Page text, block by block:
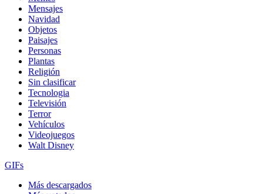
Mensajes
Navidad
Objetos
Paisajes
Personas
Plantas
Religión
Sin clasificar
Tecnologia
Televisión
Terror
Vehículos
Videojuegos
Walt Disney
GIFs
Más descargados